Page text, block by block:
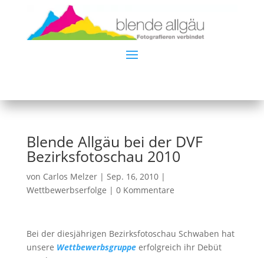
Blende Allgäu bei der DVF
Bezirksfotoschau 2010
von Carlos Melzer| Sep. 16, 2010|
Wettbewerbserfolge | 0 Kommentare
Bei der diesjährigen Bezirksfotoschau Schwaben hat
unsere Wettbewerbsgruppeerfolgreich ihr Debüt